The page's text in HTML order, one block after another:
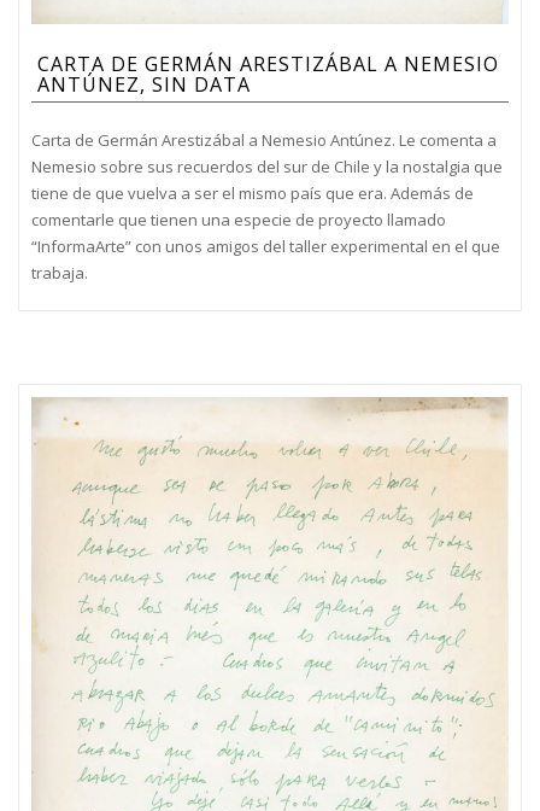
CARTA DE GERMÁN ARESTIZÁBAL A NEMESIO
ANTÚNEZ, SIN DATA
Carta de Germán Arestizábal a Nemesio Antúnez. Le comenta a
Nemesio sobre sus recuerdos del sur de Chile y la nostalgia que
tiene de que vuelva a ser el mismo país que era. Además de
comentarle que tienen una especie de proyecto llamado
“InformaArte” con unos amigos del taller experimental en el que
trabaja.